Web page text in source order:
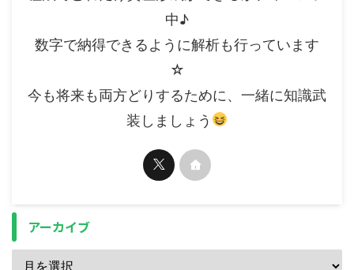
中♪
数字で納得できるように解析も行っています
☆
今も将来も両方どりするために、一緒に知識武
装しましょう
アーカイブ